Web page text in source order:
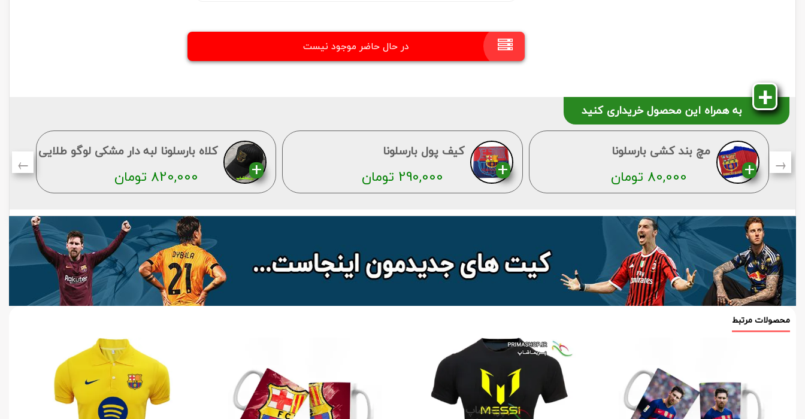
در حال حاضر موجود نیست
به همراه این محصول خریداری کنید
مچ بند کشی بارسلونا
80,000 تومان
کیف پول بارسلونا
290,000 تومان
کلاه بارسلونا لبه دار مشکی لوگو طلایی
820,000 تومان ← →
محصولات مرتبط